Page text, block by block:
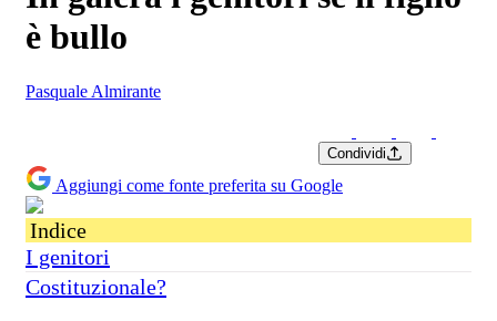
è bullo
Pasquale Almirante
Condividi
Aggiungi come fonte preferita su Google
Indice
I genitori
Costituzionale?